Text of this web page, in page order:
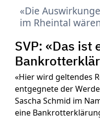
Die
im Rheintal
SVP: «Das ist
«Hier wird geltendes
entgegnete der
Sascha Schmid im
eine